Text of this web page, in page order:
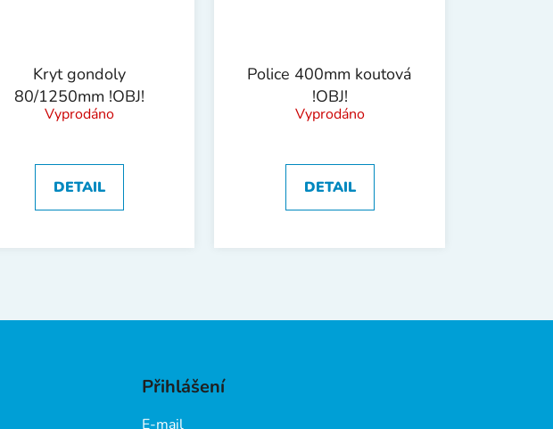
Kryt gondoly
80/1250mm !OBJ!
Vyprodáno
DETAIL
Police 400mm koutová
!OBJ!
Vyprodáno
DETAIL
Přihlášení
E-mail